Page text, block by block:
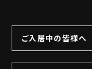
ご入居中の皆様へ